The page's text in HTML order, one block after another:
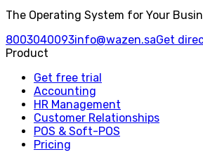
The Operating System for Your
8003040093info@wazen.saGet
Product
Get free trial
Accounting
HR Management
Customer Relationships
POS & Soft-POS
Pricing